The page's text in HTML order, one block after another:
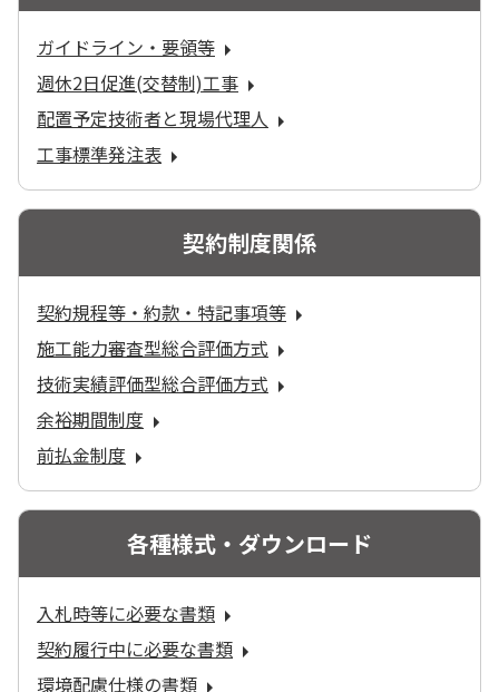
ガイドライン・要領等
週休2日促進(交替制)工事
配置予定技術者と現場代理人
工事標準発注表
契約制度関係
契約規程等・約款・特記事項等
施工能力審査型総合評価方式
技術実績評価型総合評価方式
余裕期間制度
前払金制度
各種様式・ダウンロード
入札時等に必要な書類
契約履行中に必要な書類
環境配慮仕様の書類